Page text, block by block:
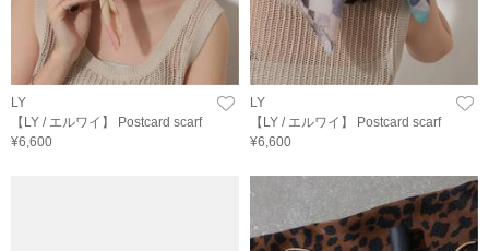
LY
【LY / エルワイ】 Postcard scarf
¥6,600
LY
【LY / エルワイ】 Postcard scarf
¥6,600